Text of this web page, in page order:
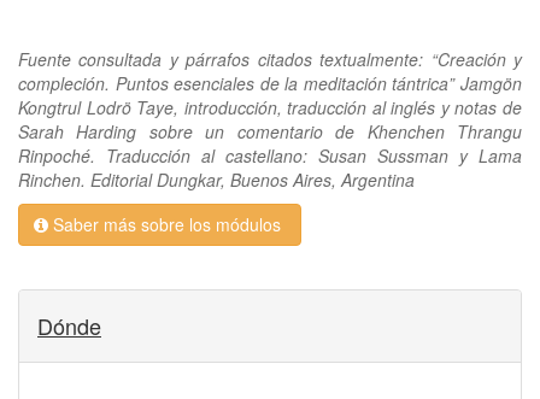
Fuente consultada y párrafos citados textualmente: “Creación y
compleción. Puntos esenciales de la meditación tántrica” Jamgön
Kongtrul Lodrö Taye, introducción, traducción al inglés y notas de
Sarah Harding sobre un comentario de Khenchen Thrangu
Rinpoché. Traducción al castellano: Susan Sussman y Lama
Rinchen. Editorial Dungkar, Buenos Aires, Argentina
Saber más sobre los módulos
Dónde